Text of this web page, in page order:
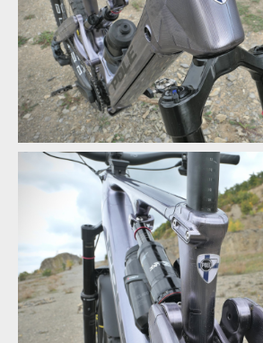
Svůj původ z Finska netají
Svůj původ z Finska netají
Svůj původ z Finska netají